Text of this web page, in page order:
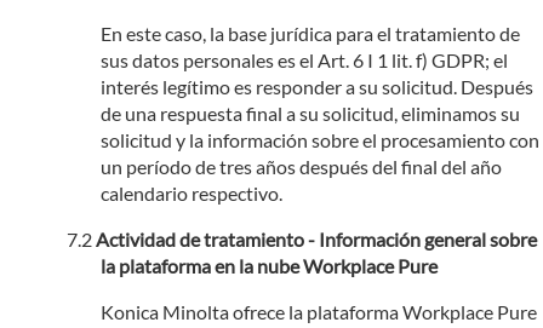
En este caso, la base jurídica para el tratamiento de
sus datos personales es el Art. 6 I 1 lit. f) GDPR; el
interés legítimo es responder a su solicitud. Después
de una respuesta final a su solicitud, eliminamos su
solicitud y la información sobre el procesamiento con
un período de tres años después del final del año
calendario respectivo.
Actividad de tratamiento - Información general sobre
la plataforma en la nube Workplace Pure
Konica Minolta ofrece la plataforma Workplace Pure